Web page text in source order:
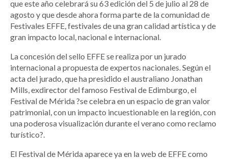
que este año celebrará su 63 edición del 5 de julio al 28 de
agosto y que desde ahora forma parte de la comunidad de
Festivales EFFE, festivales de una gran calidad artística y de
gran impacto local, nacional e internacional.
La concesión del sello EFFE se realiza por un jurado
internacional a propuesta de expertos nacionales. Según el
acta del jurado, que ha presidido el australiano Jonathan
Mills, exdirector del famoso Festival de Edimburgo, el
Festival de Mérida ?se celebra en un espacio de gran valor
patrimonial, con un impacto incuestionable en la región, con
una poderosa visualización durante el verano como reclamo
turístico?.
El Festival de Mérida aparece ya en la web de EFFE como